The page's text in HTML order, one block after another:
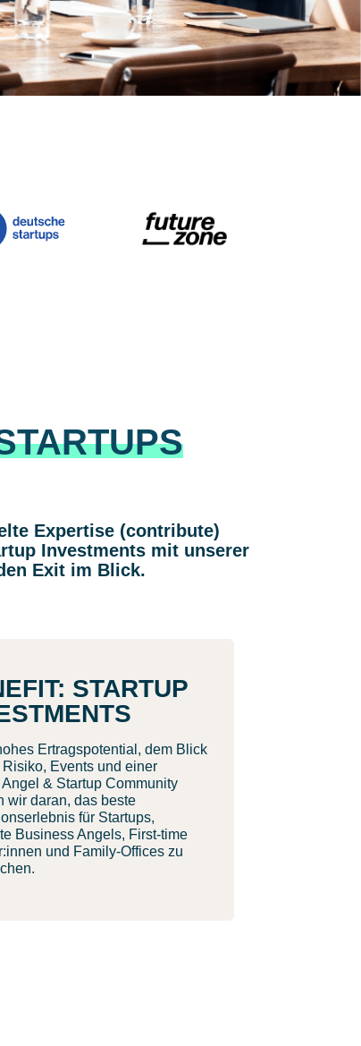
Expertise (contribute)
Investments mit unserer
Exit im Blick.
STARTUP
Ertragspotential, dem Blick
Events und einer
& Startup Community
wir daran, das beste
für Startups,
Business Angels, First-time
und Family-Offices zu